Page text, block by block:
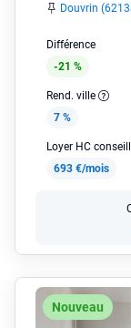
Douvrin
Différence
-21 %
Rend. ville
7 %
Loyer HC
693 €/mois
Nouveau